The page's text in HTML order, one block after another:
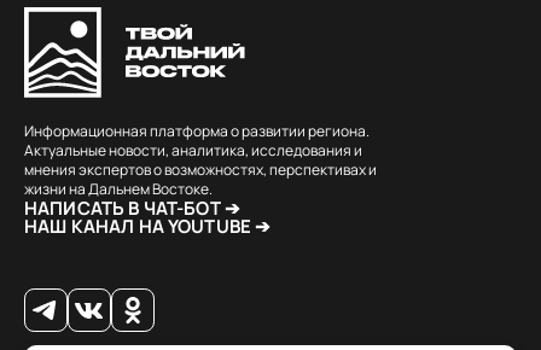
Информационная платформа о развитии региона.
Актуальные новости, аналитика, исследования и
мнения экспертов о возможностях, перспективах и
жизни на Дальнем Востоке.
НАПИСАТЬ В ЧАТ-БОТ ➔
НАШ КАНАЛ НА YOUTUBE ➔